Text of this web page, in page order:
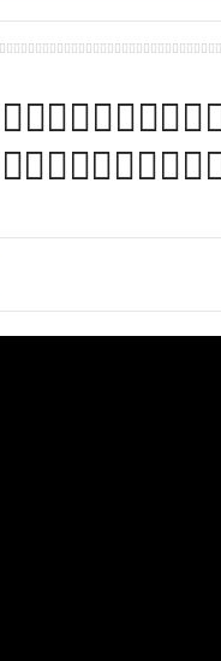
လၢဘၣ်ဃ့ၢ်အိၣ်ကဒုသးလိၣ်ဘၣ်၀ဲတၢ်
မျၢၢ်လ
ၢ်မၤဘူ